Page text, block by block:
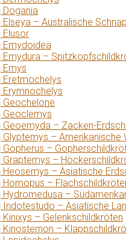
Dogania
Elseya – Australische
Elusor
Emydoidea
Emydura –
Emys
Eretmochelys
Erymnochelys
Geochelone
Geoclemys
Geoemyda – Zacken-
Glyptemys – Amerikanische
Gopherus –
Graptemys –
Heosemys – Asiatische
Homopus –
Hydromedusa –
Indotestudo – Asiatische
Kinixys – Gelenkschildkröten
Kinosternon –